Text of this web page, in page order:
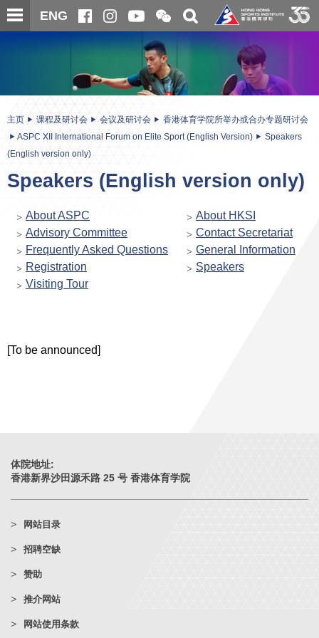
跳
至
ENG
开
合
信
二
维
码
关
搜
主页 课程及研讨会 会议及研讨会
香港体育学院所举办或合办专题研讨会
ASPC XII International Forum on Elite Sport (English Version)
Speakers
(English version only)
Speakers (English version only)
About ASPC
About HKSI
Advisory Committee
Contact Secretariat
Frequently Asked Questions
General Information
Registration
Speakers
Visiting Tour
[To be announced]
体院地址:
香港新界沙田源禾路 25 号 香港体育学院
网站目录
招聘空缺
赞助
推介网站
网站使用条款